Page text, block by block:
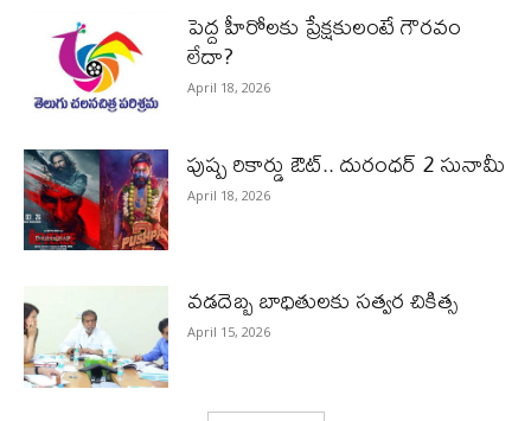
పెద్ద హీరోల‌కు ప్రేక్ష‌కులంటే గౌర‌వం
లేదా?
April 18, 2026
పుష్ప రికార్డు ఔట్‌.. దురంధ‌ర్ 2 సునామీ
April 18, 2026
వడదెబ్బ బాధితులకు సత్వర చికిత్స
April 15, 2026